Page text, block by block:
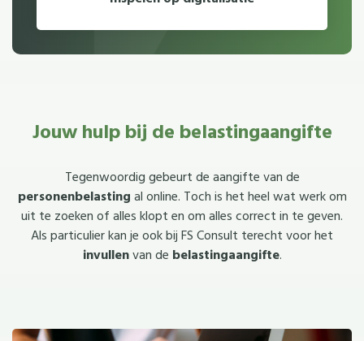
Jouw hulp bij de belastingaangifte
Tegenwoordig gebeurt de aangifte van de
personenbelasting al online. Toch is het heel wat werk om
uit te zoeken of alles klopt en om alles correct in te geven.
Als particulier kan je ook bij FS Consult terecht voor het
invullenvan de belastingaangifte.